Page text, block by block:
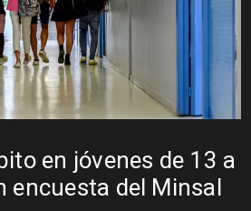
del Parque
con inversión de $4